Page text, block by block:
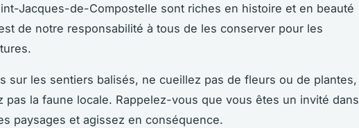
Jacques-de-Compostelle sont riches en histoire et en beauté
de notre responsabilité à tous de les conserver pour les
sur les sentiers balisés, ne cueillez pas de fleurs ou de plantes,
pas la faune locale. Rappelez-vous que vous êtes un invité dans
paysages et agissez en conséquence.